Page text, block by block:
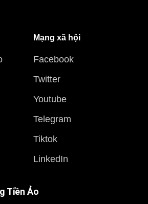
Mạng xã hội
Facebook
Twitter
Youtube
Telegram
Tiktok
LinkedIn
Tiền Ảo